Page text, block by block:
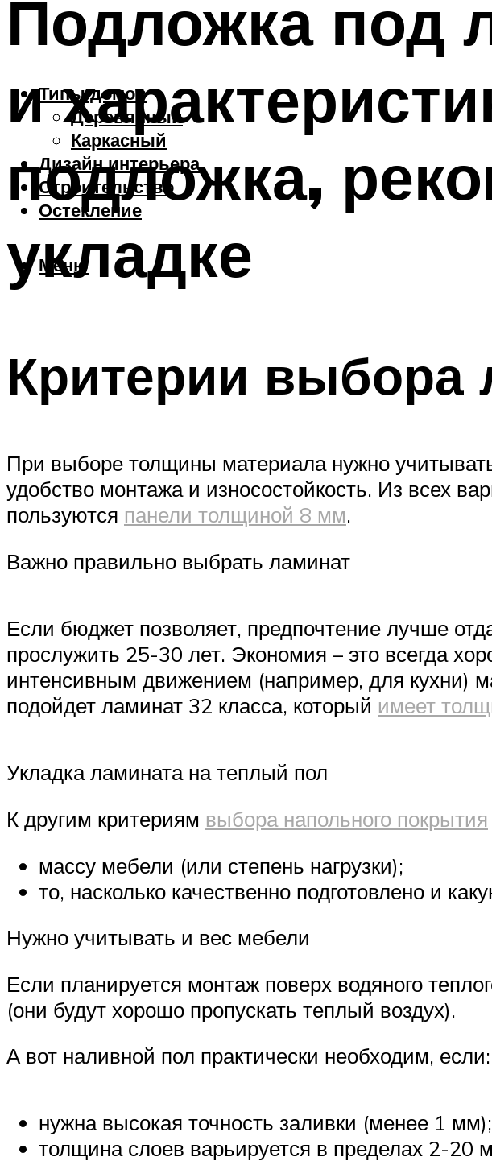
Типы домов
Деревянный
Каркасный
Дизайн интерьера
Строительство
Остекление
Меню
Подложка под
и
подложка,
укладке
Критерии выбора
При выборе толщины материала нужно
удобство монтажа и износостойкость. Из всех
пользуются панели толщиной 8 мм.
Важно правильно выбрать ламинат
Если бюджет позволяет, предпочтение лучше
прослужить 25-30 лет. Экономия – это всегда
интенсивным движением (например, для кухни)
подойдет ламинат 32 класса, который имеет
Укладка ламината на теплый пол
К другим критериям выбора напольного покрытия
массу мебели (или степень нагрузки);
то, насколько качественно подготовлено и
Нужно учитывать и вес мебели
Если планируется монтаж поверх водяного
(они будут хорошо пропускать теплый воздух).
А вот наливной пол практически необходим, если:
нужна высокая точность заливки (менее 1 мм);
толщина слоев варьируется в пределах 2-20